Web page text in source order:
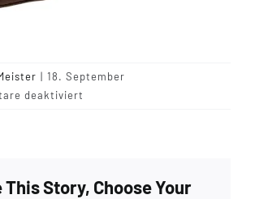
| 18. September
deaktiviert
Extra
This Story, Choose Your